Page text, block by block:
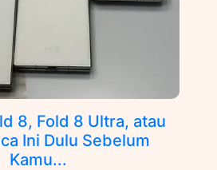
8, Fold 8 Ultra, atau
Ini Dulu Sebelum
Kamu...